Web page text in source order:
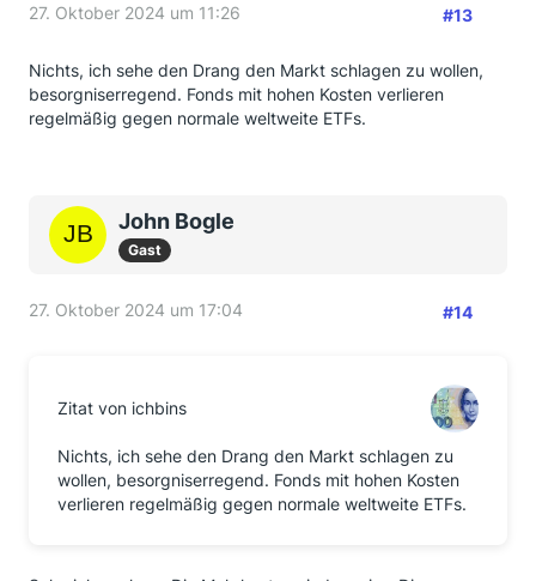
27. Oktober 2024 um 11:26 #13
Nichts, ich sehe den Drang den Markt schlagen zu wollen,
besorgniserregend. Fonds mit hohen Kosten verlieren
regelmäßig gegen normale weltweite ETFs.
John Bogle
Gast
27. Oktober 2024 um 17:04 #14
Zitat von ichbins
Nichts, ich sehe den Drang den Markt schlagen zu
wollen, besorgniserregend. Fonds mit hohen Kosten
verlieren regelmäßig gegen normale weltweite ETFs.